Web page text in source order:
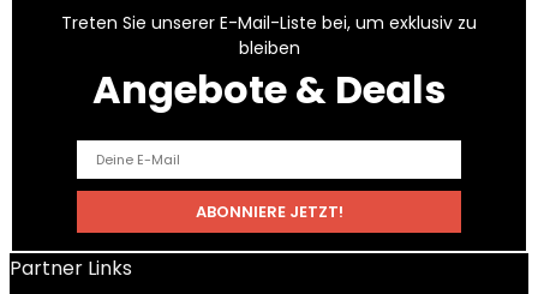
Treten Sie unserer E-Mail-Liste bei, um exklusiv zu
bleiben
Angebote & Deals
Partner Links